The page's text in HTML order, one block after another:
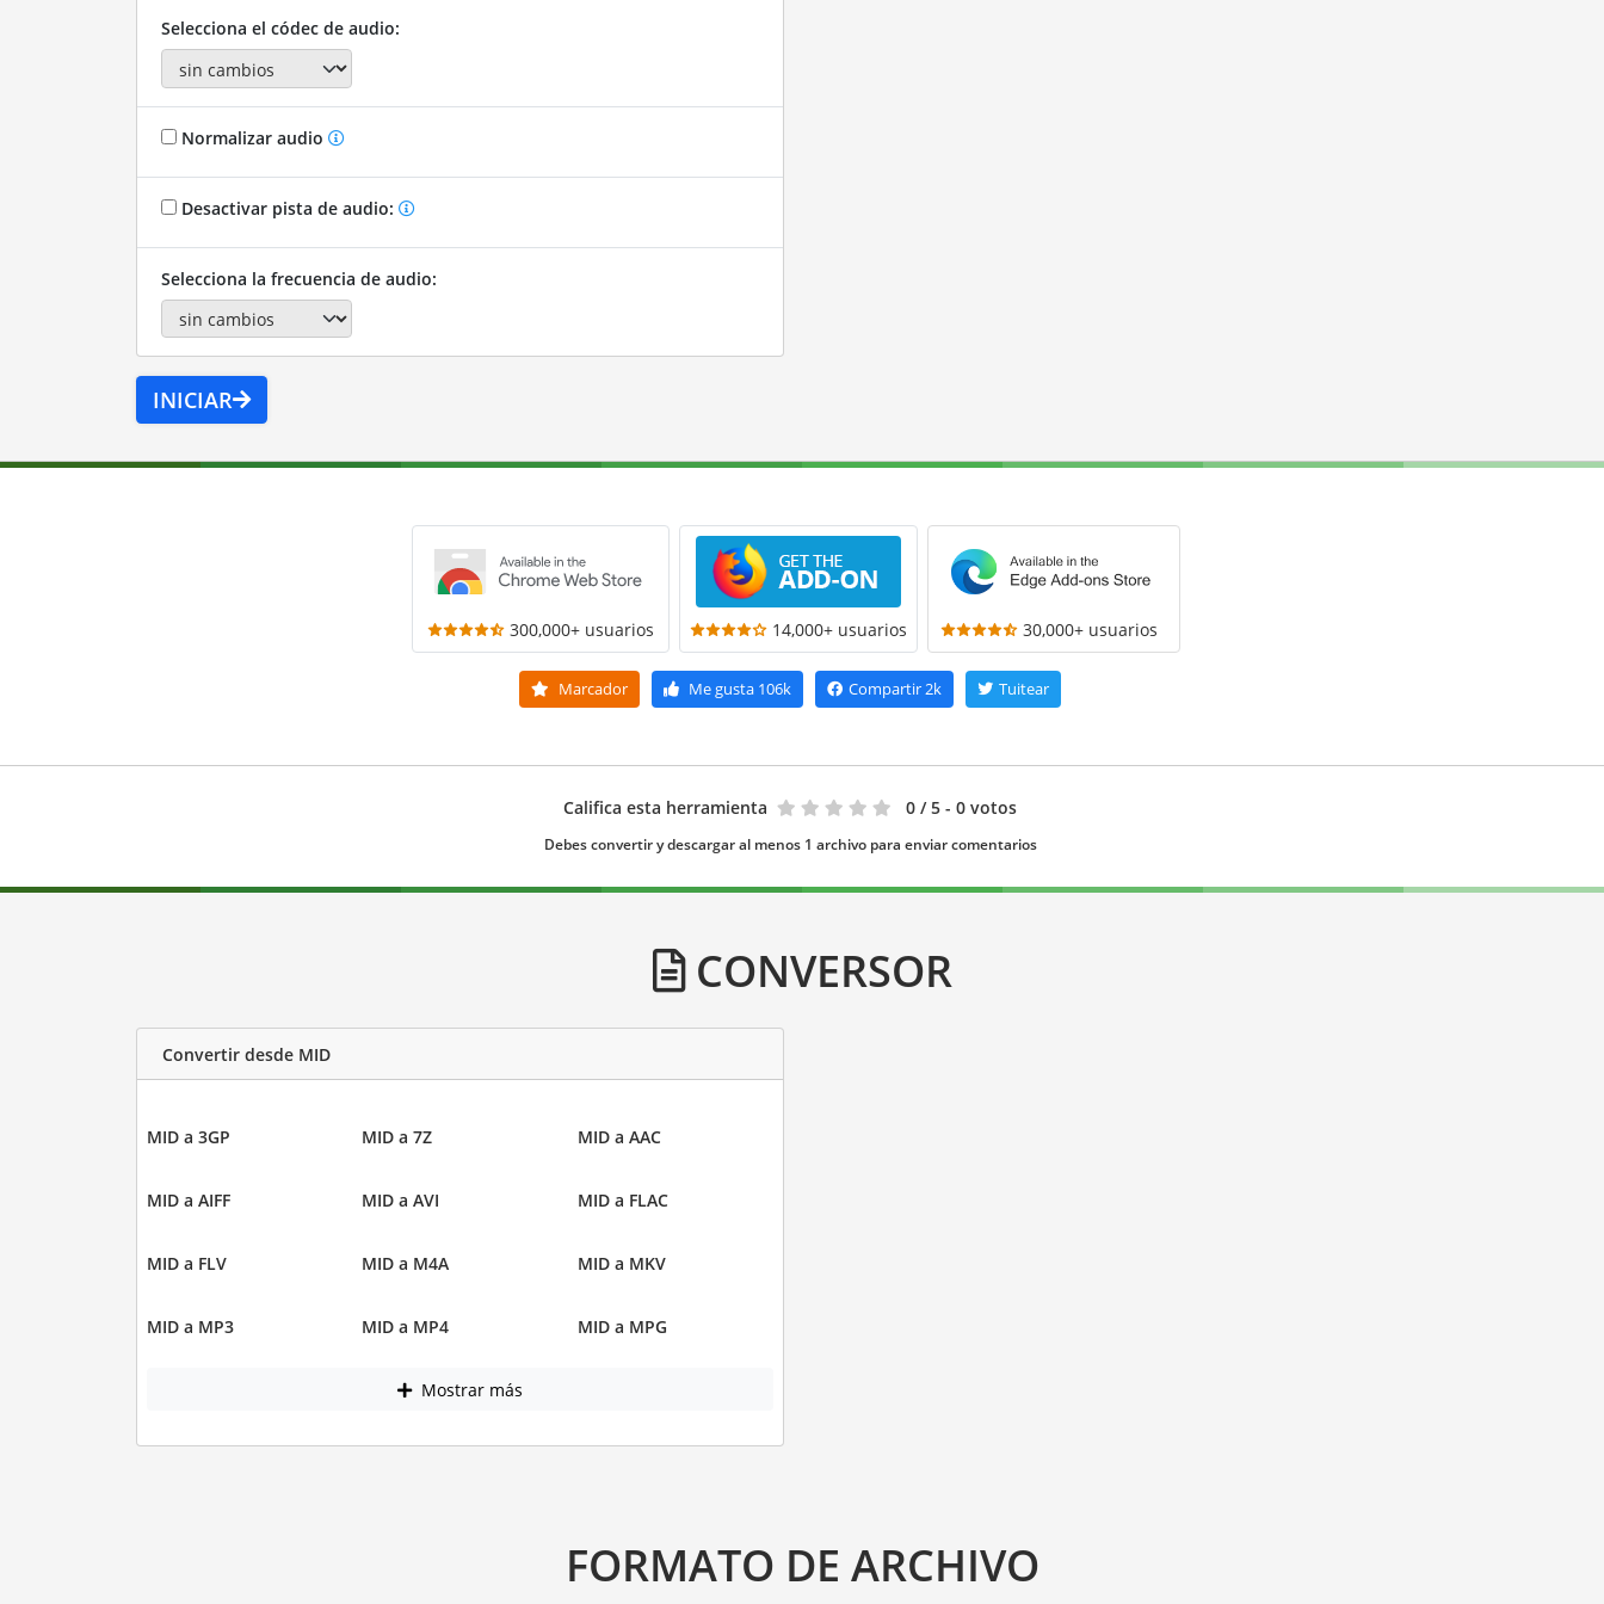
Selecciona el códec de audio:
Normalizar audio
Desactivar pista de audio:
Selecciona la frecuencia de audio:
INICIAR
300,000+ usuarios 14,000+ usuarios 30,000+ usuarios
Marcador Me gusta 106k Compartir2k Tuitear
Califica esta herramienta 0 / 5 - 0 votos
Debes convertir y descargar al menos 1 archivo para enviar comentarios
CONVERSOR
Convertir desde MID
MID a 3GP MID a 7Z MID a AAC
MID a AIFF MID a AVI MID a FLAC
MID a FLV MID a M4A MID a MKV
MID a MP3 MID a MP4 MID a MPG
Mostrar más
FORMATO DE ARCHIVO